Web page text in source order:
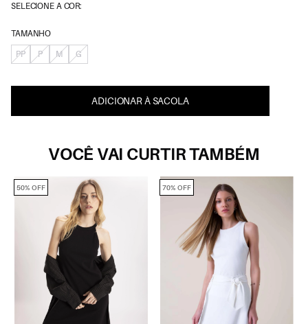
SELECIONE A COR:
TAMANHO
PP
P M G
ADICIONAR À SACOLA
VOCÊ VAI CURTIR TAMBÉM
50% OFF 70% OFF